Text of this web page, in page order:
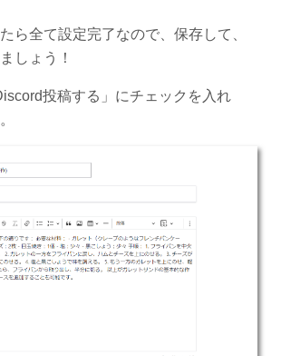
ら全て設定完了なので、保存して、
しょう！
投稿する」にチェックを入れ